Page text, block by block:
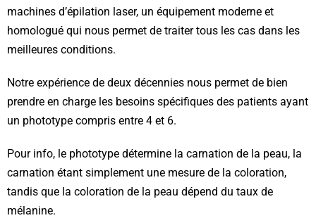
machines d’épilation laser, un équipement moderne et
homologué qui nous permet de traiter tous les cas dans les
meilleures conditions.
Notre expérience de deux décennies nous permet de bien
prendre en charge les besoins spécifiques des patients ayant
un phototype compris entre 4 et 6.
Pour info, le phototype détermine la carnation de la peau, la
carnation étant simplement une mesure de la coloration,
tandis que la coloration de la peau dépend du taux de
mélanine.